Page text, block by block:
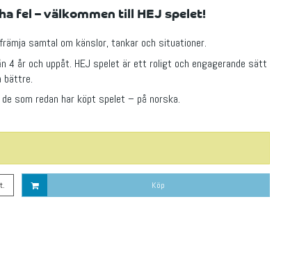
fel – välkommen till HEJ spelet!
samtal om känslor, tankar och situationer.
4 år och uppåt. HEJ spelet är ett roligt och engagerande sätt
bättre.
som redan har köpt spelet – på norska.
Köp